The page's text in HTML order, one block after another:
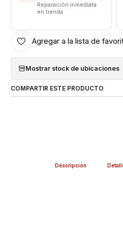
Reparación inmediata
en tienda
Agregar a la lista de
Mostrar stock de ubicaciones
COMPARTIR ESTE PRODUCTO
Descripción